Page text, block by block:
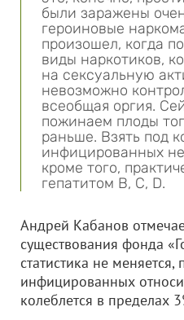
были заражены
героиновые
произошел, когда
виды наркотиков,
на сексуальную
невозможно
всеобщая оргия.
пожинаем плоды
раньше. Взять под
инфицированных
кроме того,
гепатитом B, C, D.
Андрей Кабанов
существования фонда
статистика не меняется,
инфицированных
колеблется в пределах